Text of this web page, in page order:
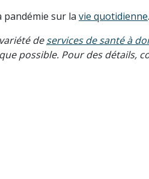
sur la vie quotidienne.
deservices de santé à
possible. Pour des détails,